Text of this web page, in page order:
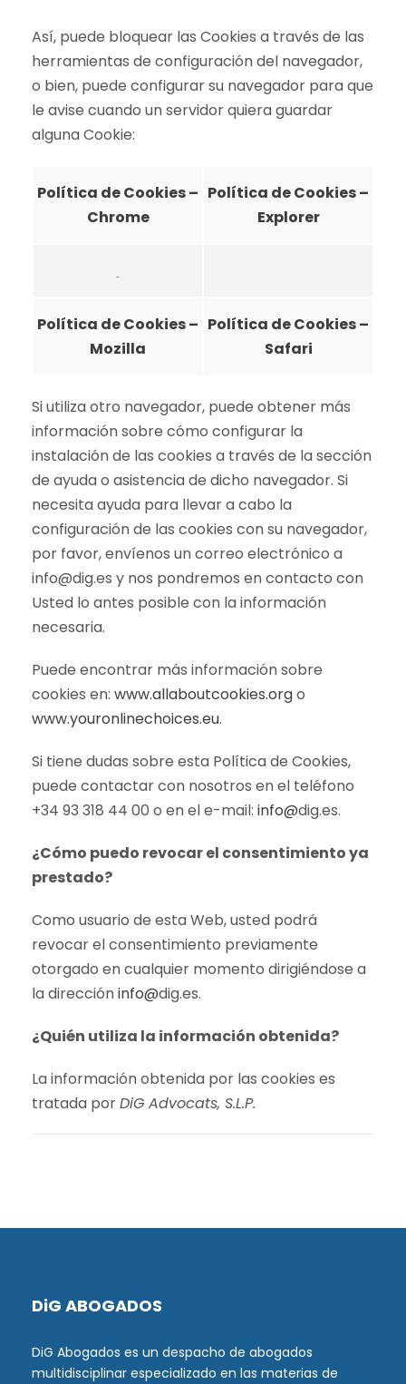
Así, puede bloquear las Cookies a través de las
herramientas de configuración del navegador,
o bien, puede configurar su navegador para que
le avise cuando un servidor quiera guardar
alguna Cookie:
Política de Cookies –
Chrome
Política de Cookies –
Explorer
Política de Cookies –
Mozilla
Política de Cookies –
Safari
Si utiliza otro navegador, puede obtener más
información sobre cómo configurar la
instalación de las cookies a través de la sección
de ayuda o asistencia de dicho navegador. Si
necesita ayuda para llevar a cabo la
configuración de las cookies con su navegador,
por favor, envíenos un correo electrónico a
info@dig.es y nos pondremos en contacto con
Usted lo antes posible con la información
necesaria.
Puede encontrar más información sobre
cookies en: www.allaboutcookies.orgo
www.youronlinechoices.eu.
Si tiene dudas sobre esta Política de Cookies,
puede contactar con nosotros en el teléfono
+34 93 318 44 00 o en el e-mail: info@dig.es.
¿Cómo puedo revocar el consentimiento ya
prestado?
Como usuario de esta Web, usted podrá
revocar el consentimiento previamente
otorgado en cualquier momento dirigiéndose a
la direccióninfo@dig.es.
¿Quién utiliza la información obtenida?
La información obtenida por las cookies es
tratada porDiG Advocats, S.L.P.
DiG ABOGADOS
DiG Abogados es un despacho de abogados
multidisciplinar especializado en las materias de